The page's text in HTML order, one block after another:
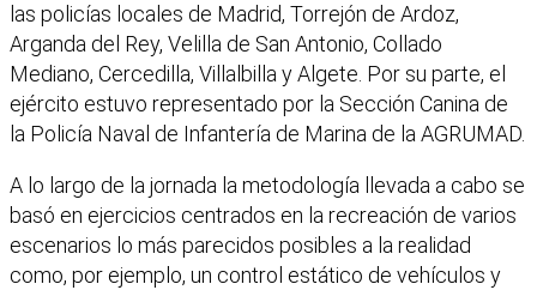
las policías locales de Madrid, Torrejón de Ardoz,
Arganda del Rey, Velilla de San Antonio, Collado
Mediano, Cercedilla, Villalbilla y Algete. Por su parte, el
ejército estuvo representado por la Sección Canina de
la Policía Naval de Infantería de Marina de la AGRUMAD.
A lo largo de la jornada la metodología llevada a cabo se
basó en ejercicios centrados en la recreación de varios
escenarios lo más parecidos posibles a la realidad
como, por ejemplo, un control estático de vehículos y